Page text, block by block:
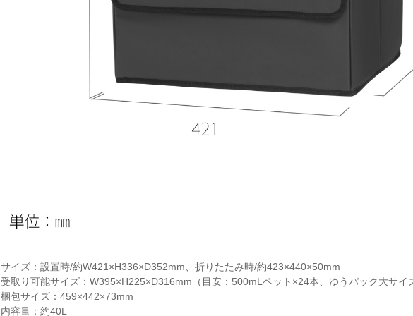
サイズ：設置時/約W421×H336×D352mm、折りたたみ時/約423×440×50mm
受取り可能サイズ：W395×H225×D316mm（目安：500mLペット×24本、ゆうパック大サイ
梱包サイズ：459×442×73mm
内容量：約40L